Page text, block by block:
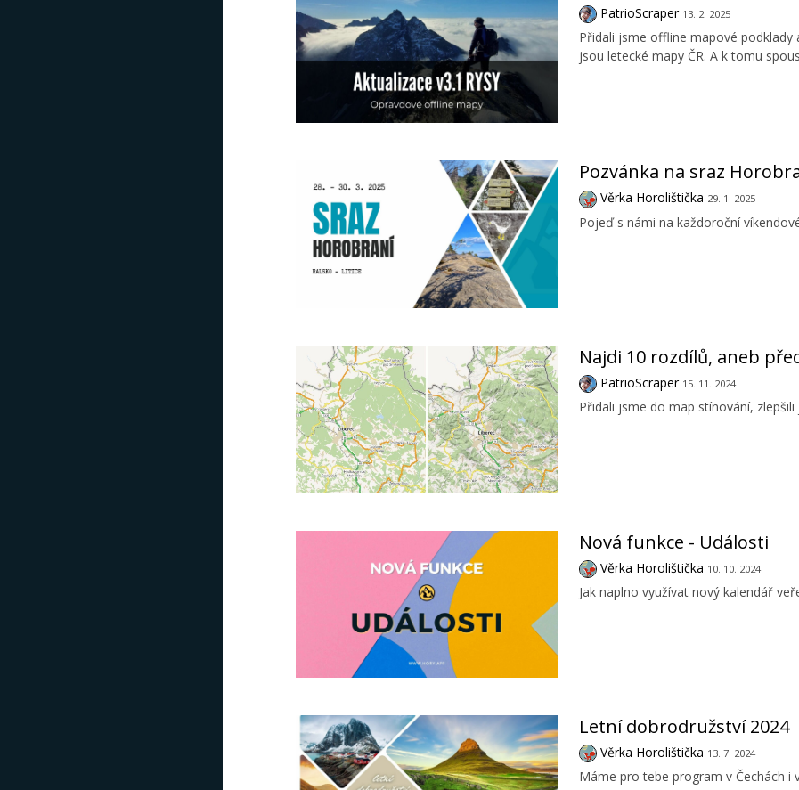
PatrioScraper 13. 2. 2025
Přidali jsme offline mapové
jsou letecké mapy ČR. A k tomu
Pozvánka na sraz
Věrka Horolištička 29. 1. 2025
Pojeď s námi na každoroční
Najdi 10 rozdílů, aneb
PatrioScraper 15. 11. 2024
Přidali jsme do map stínování,
Nová funkce - Události
Věrka Horolištička 10. 10. 2024
Jak naplno využívat nový kalendář
Letní dobrodružství 2024
Věrka Horolištička 13. 7. 2024
Máme pro tebe program v Čechách i